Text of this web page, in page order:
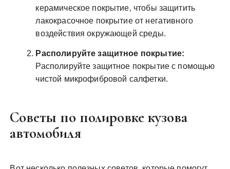
керамическое покрытие‚ чтобы защитить
лакокрасочное покрытие от негативного
воздействия окружающей среды.
Располируйте защитное покрытие:
Располируйте защитное покрытие с помощью
чистой микрофибровой салфетки.
Советы по полировке кузова
автомобиля